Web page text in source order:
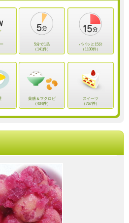
5分で1品
（141件）
パパッと15分
（1100件）
薬膳＆マクロビ
（404件）
スイーツ
（767件）